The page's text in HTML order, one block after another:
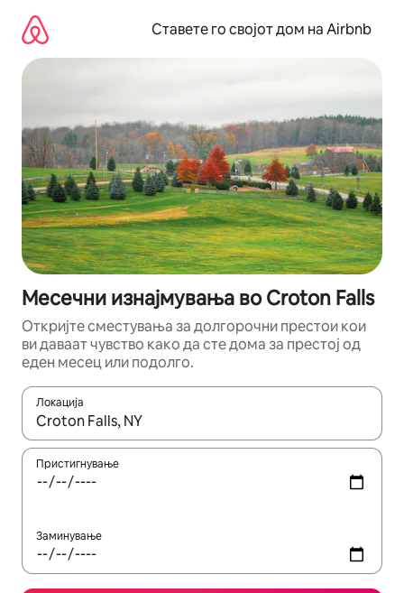
содржина
Ставете го својот дом на Airbnb
Месечни изнајмувања во Croton Falls
Откријте сместувања за долгорочни престои кои
ви даваат чувство како да сте дома за престој од
еден месец или подолго.
Локација
Кога резултатите се достапни, движете се со копчињата
Пристигнување
Заминување